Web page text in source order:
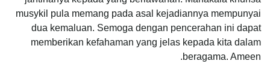
musykil pula memang pada asal kejadiannya mempunyai
dua kemaluan. Semoga dengan pencerahan ini dapat
memberikan kefahaman yang jelas kepada kita dalam
beragama. Ameen.